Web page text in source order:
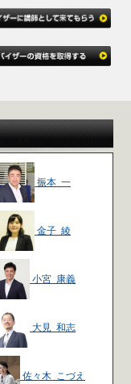
振本 一
金子 綾
小宮 康義
大見 和志
佐々木 こづえ